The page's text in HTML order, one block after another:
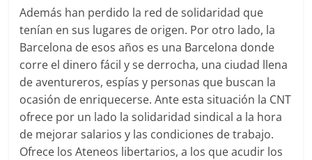
Además han perdido la red de solidaridad que
tenían en sus lugares de origen. Por otro lado, la
Barcelona de esos años es una Barcelona donde
corre el dinero fácil y se derrocha, una ciudad llena
de aventureros, espías y personas que buscan la
ocasión de enriquecerse. Ante esta situación la CNT
ofrece por un lado la solidaridad sindical a la hora
de mejorar salarios y las condiciones de trabajo.
Ofrece los Ateneos libertarios, a los que acudir los